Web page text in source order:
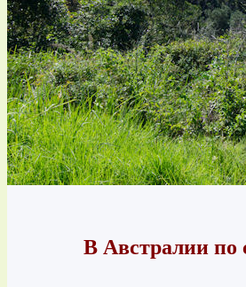
В Австралии по